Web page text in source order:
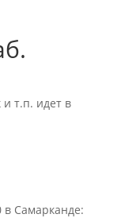
и т.п. идет в
Самарканде: